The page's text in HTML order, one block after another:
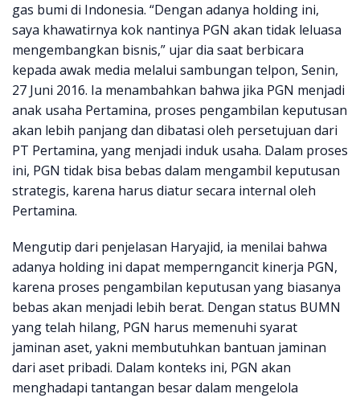
gas bumi di Indonesia. “Dengan adanya holding ini,
saya khawatirnya kok nantinya PGN akan tidak leluasa
mengembangkan bisnis,” ujar dia saat berbicara
kepada awak media melalui sambungan telpon, Senin,
27 Juni 2016. Ia menambahkan bahwa jika PGN menjadi
anak usaha Pertamina, proses pengambilan keputusan
akan lebih panjang dan dibatasi oleh persetujuan dari
PT Pertamina, yang menjadi induk usaha. Dalam proses
ini, PGN tidak bisa bebas dalam mengambil keputusan
strategis, karena harus diatur secara internal oleh
Pertamina.
Mengutip dari penjelasan Haryajid, ia menilai bahwa
adanya holding ini dapat memperngancit kinerja PGN,
karena proses pengambilan keputusan yang biasanya
bebas akan menjadi lebih berat. Dengan status BUMN
yang telah hilang, PGN harus memenuhi syarat
jaminan aset, yakni membutuhkan bantuan jaminan
dari aset pribadi. Dalam konteks ini, PGN akan
menghadapi tantangan besar dalam mengelola